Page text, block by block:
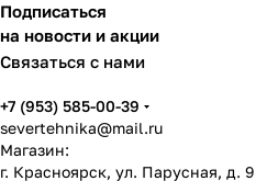
Подписаться
на новости и акции
Связаться с нами
+7 (953) 585-00-39
severtehnika@mail.ru
Магазин:
г. Красноярск, ул. Парусная, д. 9